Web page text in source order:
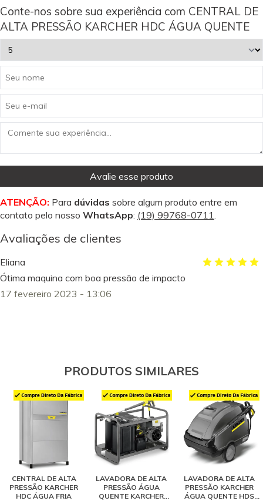
Conte-nos sobre sua experiência com CENTRAL DE
ALTA PRESSÃO KARCHER HDC ÁGUA QUENTE
Avalie esse produto
ATENÇÃO: Para dúvidas sobre algum produto entre em
contato pelo nosso WhatsApp: (19) 99768-0711
Avaliações de clientes
Eliana
Ótima maquina com boa pressão de impacto
17 fevereiro 2023 - 13:06
PRODUTOS SIMILARES
CENTRAL DE ALTA
PRESSÃO KARCHER
HDC ÁGUA FRIA
LAVADORA DE ALTA
PRESSÃO ÁGUA
QUENTE KARCHER
LAVADORA DE ALTA
PRESSÃO KARCHER
ÁGUA QUENTE HDS